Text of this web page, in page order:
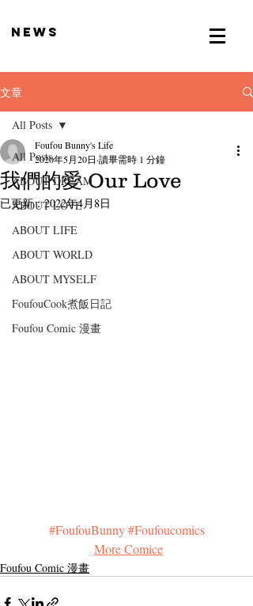
news
文章
All Posts
ABOUT DREAM
ABOUT LOVE
ABOUT LIFE
ABOUT WORLD
ABOUT MYSELF
FoufouCook煮飯日記
Foufou Comic 漫畫
All Posts
我們的愛 Our Love
Foufou Bunny's Life
2020年5月20日 讀畢需時 1 分鐘
已更新：2022年4月8日
#FoufouBunny #Foufoucomics
More Comice
Foufou Comic 漫畫